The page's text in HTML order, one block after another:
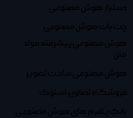
دستیار هوش مصنوعی
چت بات هوش مصنوعی
هوش مصنوعی پیشرفته مولد
متن
هوش مصنوعی ساخت تصویر
فروشگاه تصاویر استوک
بانک پتفرم های هوش مصنوعی